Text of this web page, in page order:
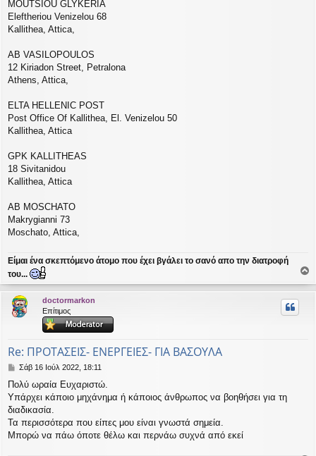
μ
ο
σ
ε
υ
σ
η
MOUTSIOU GLYKERIA
Eleftheriou Venizelou 68
Kallithea, Attica,
AB VASILOPOULOS
12 Kiriadon Street, Petralona
Athens, Attica,
ELTA HELLENIC POST
Post Office Of Kallithea, El. Venizelou 50
Kallithea, Attica
GPK KALLITHEAS
18 Sivitanidou
Kallithea, Attica
AB MOSCHATO
Makrygianni 73
Moschato, Attica,
Είμαι ένα σκεπτόμενο άτομο που έχει βγάλει το σανό απο την διατροφή
του...
ρ
doctormarkon
Επίτιμος
Re: ΠΡΟΤΑΣΕΙΣ- ΕΝΕΡΓΕΙΕΣ- ΓΙΑ ΒΑΣΟΥΛΑ
Δ
μ
ο
σ
ί
υ
Σάβ 16 Ιούλ 2022, 18:11
Πολύ ωραία Ευχαριστώ.
Υπάρχει κάποιο μηχάνημα ή κάποιος άνθρωπος να βοηθήσει για τη
διαδικασία.
Τα περισσότερα που είπες μου είναι γνωστά σημεία.
Μπορώ να πάω όποτε θέλω και περνάω συχνά από εκεί